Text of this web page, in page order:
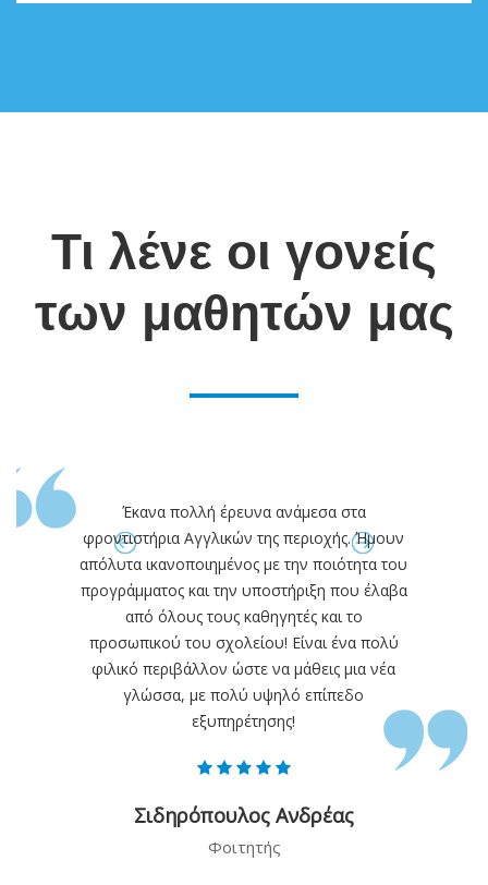
Τι λένε οι γονείς
των μαθητών μας
Έκανα πολλή έρευνα ανάμεσα στα
φροντιστήρια Αγγλικών της περιοχής. Ήμουν
απόλυτα ικανοποιημένος με την ποιότητα του
προγράμματος και την υποστήριξη που έλαβα
από όλους τους καθηγητές και το
προσωπικού του σχολείου! Είναι ένα πολύ
φιλικό περιβάλλον ώστε να μάθεις μια νέα
γλώσσα, με πολύ υψηλό επίπεδο
εξυπηρέτησης!
Σιδηρόπουλος Ανδρέας
Φοιτητής